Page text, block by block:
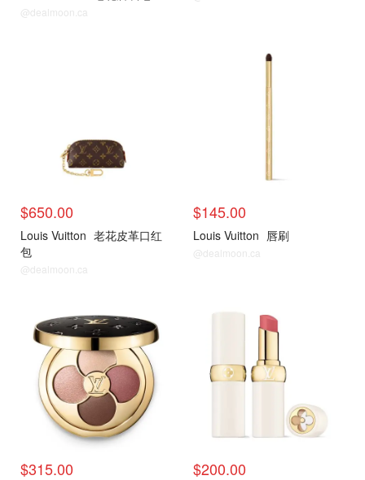
@dealmoon.ca
$650.00
Louis Vuitton 老花皮革口红
包
@dealmoon.ca
$145.00
Louis Vuitton 唇刷
@dealmoon.ca
$315.00 $200.00